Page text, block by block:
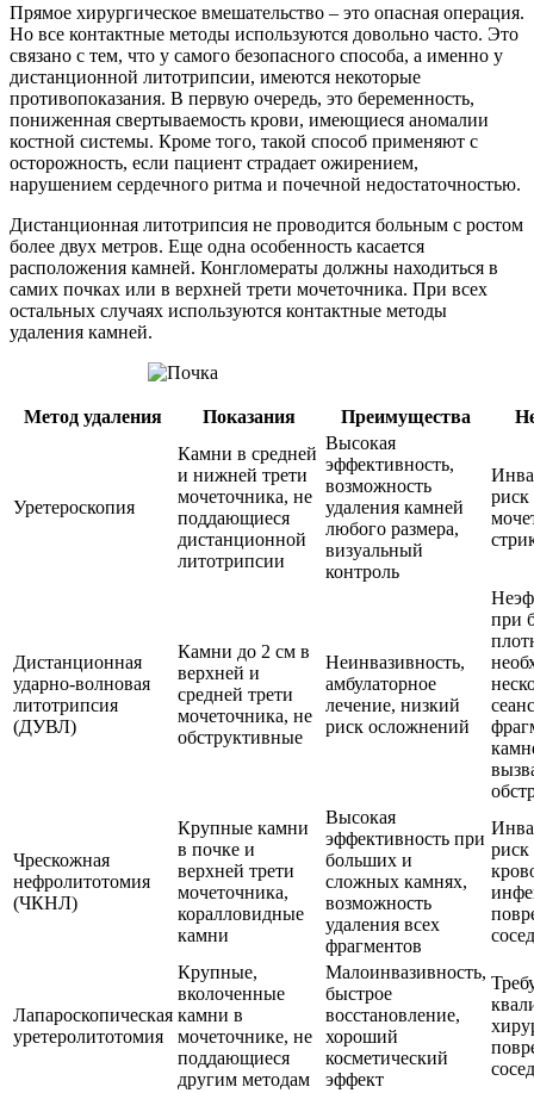
Прямое хирургическое вмешательство – это опасная операция.
Но все контактные методы используются довольно часто. Это
связано с тем, что у самого безопасного способа, а именно у
дистанционной литотрипсии, имеются некоторые
противопоказания. В первую очередь, это беременность,
пониженная свертываемость крови, имеющиеся аномалии
костной системы. Кроме того, такой способ применяют с
осторожность, если пациент страдает ожирением,
нарушением сердечного ритма и почечной недостаточностью.
Дистанционная литотрипсия не проводится больным с ростом
более двух метров. Еще одна особенность касается
расположения камней. Конгломераты должны находиться в
самих почках или в верхней трети мочеточника. При всех
остальных случаях используются контактные методы
удаления камней.
Метод удаления Показания Преимущества
Уретероскопия
Камни в средней
и нижней трети
мочеточника, не
поддающиеся
дистанционной
литотрипсии
Высокая
эффективность,
возможность
удаления камней
любого размера,
визуальный
контроль
Дистанционная
ударно-волновая
литотрипсия
(ДУВЛ)
Камни до 2 см в
верхней и
средней трети
мочеточника, не
обструктивные
Неинвазивность,
амбулаторное
лечение, низкий
риск осложнений
при
Чрескожная
нефролитотомия
(ЧКНЛ)
Крупные камни
в почке и
верхней трети
мочеточника,
коралловидные
камни
Высокая
эффективность при
больших и
сложных камнях,
возможность
удаления всех
фрагментов
риск
Лапароскопическая
уретеролитотомия
Крупные,
вколоченные
камни в
мочеточнике, не
поддающиеся
другим методам
Малоинвазивность,
быстрое
восстановление,
хороший
косметический
эффект